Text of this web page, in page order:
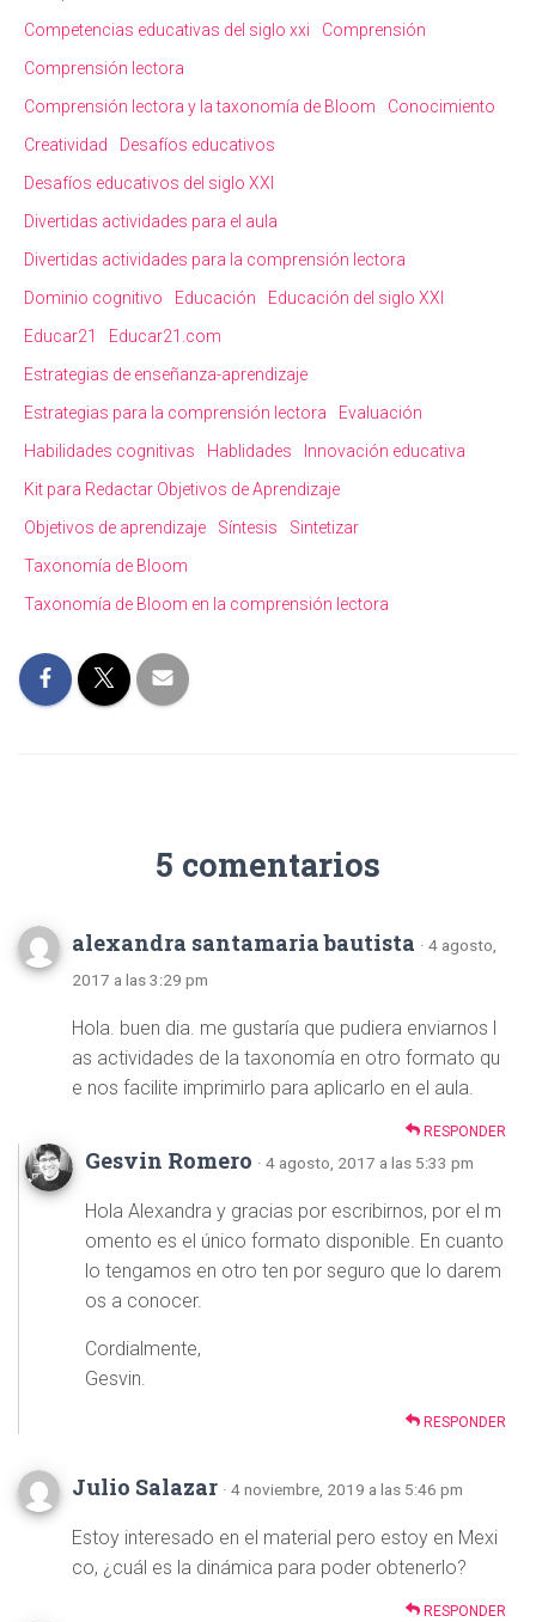
Competencias educativas del siglo xxi
Comprensión
Comprensión lectora
Comprensión lectora y la taxonomía de Bloom
Conocimiento
Creatividad
Desafíos educativos
Desafíos educativos del siglo XXI
Divertidas actividades para el aula
Divertidas actividades para la comprensión lectora
Dominio cognitivo
Educación
Educación del siglo XXI
Educar21
Educar21.com
Estrategias de enseñanza-aprendizaje
Estrategias para la comprensión lectora
Evaluación
Habilidades cognitivas
Hablidades
Innovación educativa
Kit para Redactar Objetivos de Aprendizaje
Objetivos de aprendizaje
Síntesis
Sintetizar
Taxonomía de Bloom
Taxonomía de Bloom en la comprensión lectora
5 comentarios
alexandra santamaria bautista · 4 agosto,
2017 a las 3:29 pm
Hola. buen dia. me gustaría que pudiera enviarnos l
as actividades de la taxonomía en otro formato qu
e nos facilite imprimirlo para aplicarlo en el aula.
RESPONDER
Gesvin Romero · 4 agosto, 2017 a las 5:33 pm
Hola Alexandra y gracias por escribirnos, por el m
omento es el único formato disponible. En cuanto
lo tengamos en otro ten por seguro que lo darem
os a conocer.
Cordialmente,
Gesvin.
RESPONDER
Julio Salazar · 4 noviembre, 2019 a las 5:46 pm
Estoy interesado en el material pero estoy en Mexi
co, ¿cuál es la dinámica para poder obtenerlo?
RESPONDER